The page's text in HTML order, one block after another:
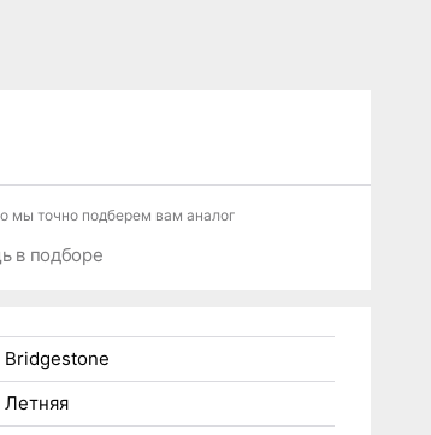
мы точно подберем вам аналог
в подборе
Bridgestone
Летняя